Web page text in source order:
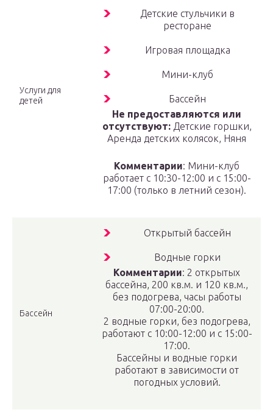
Услуги для
детей
Детские стульчики в
ресторане
Игровая площадка
Мини-клуб
Бассейн
Не предоставляются или
отсутствуют:Детские горшки,
Аренда детских колясок, Няня
Комментарии: Мини-клуб
работает с 10:30-12:00 и с 15:00-
17:00 (только в летний сезон).
Бассейн
Открытый бассейн
Водные горки
Комментарии: 2 открытых
бассейна, 200 кв.м. и 120 кв.м.,
без подогрева, часы работы
07:00-20:00.
2 водные горки, без подогрева,
работают с 10:00-12:00 и с 15:00-
17:00.
Бассейны и водные горки
работают в зависимости от
погодных условий.